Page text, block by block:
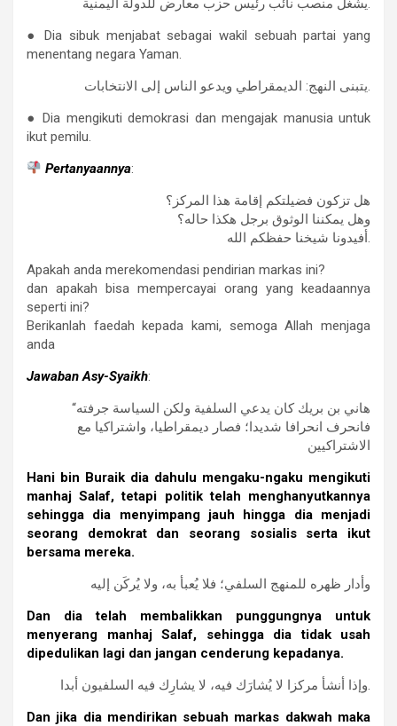
يشغل منصب نائب رئيس حزب معارض للدولة اليمنية.
● Dia sibuk menjabat sebagai wakil sebuah partai yang
menentang negara Yaman.
يتبنى النهج: الديمقراطي ويدعو الناس إلى الانتخابات.
● Dia mengikuti demokrasi dan mengajak manusia untuk
ikut pemilu.
Pertanyaannya:
هل تزكون فضيلتكم إقامة هذا المركز؟
وهل يمكننا الوثوق برجل هكذا حاله؟
أفيدونا شيخنا حفظكم الله.
Apakah anda merekomendasi pendirian markas ini?
dan apakah bisa mempercayai orang yang keadaannya
seperti ini?
Berikanlah faedah kepada kami, semoga Allah menjaga
anda
Jawaban Asy-Syaikh:
“هاني بن بريك كان يدعي السلفية ولكن السياسة جرفته
فانحرف انحرافا شديدا؛ فصار ديمقراطيا، واشتراكيا مع
الاشتراكيين
Hani bin Buraik dia dahulu mengaku-ngaku mengikuti
manhaj Salaf, tetapi politik telah menghanyutkannya
sehingga dia menyimpang jauh hingga dia menjadi
seorang demokrat dan seorang sosialis serta ikut
bersama mereka.
وأدار ظهره للمنهج السلفي؛ فلا يُعبأ به، ولا يُركَن إليه
Dan dia telah membalikkan punggungnya untuk
menyerang manhaj Salaf, sehingga dia tidak usah
dipedulikan lagi dan jangan cenderung kepadanya.
وإذا أنشأ مركزا لا يُشارَك فيه، لا يشارِك فيه السلفيون أبدا.
Dan jika dia mendirikan sebuah markas dakwah maka